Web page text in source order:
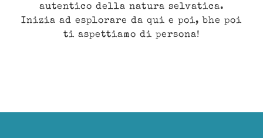
autentico della natura selvatica.
Inizia ad esplorare da qui e poi, bhe poi
ti aspettiamo di persona!